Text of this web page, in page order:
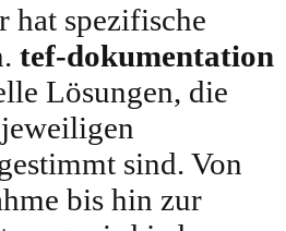
hat spezifische
tef-dokumentation
Lösungen, die
sind. Von
bis hin zur